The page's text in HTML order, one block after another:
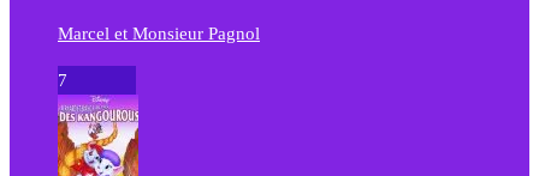
Marcel et Monsieur Pagnol
7